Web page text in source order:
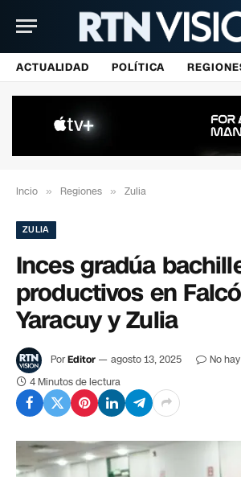
ACTUALIDAD POLÍTICA
Incio » Regiones » Zulia
ZULIA
Inces gradúa
productivos en
Yaracuy y Zulia
PorEditor agosto 13, 2025
No
4 Minutos de lectura